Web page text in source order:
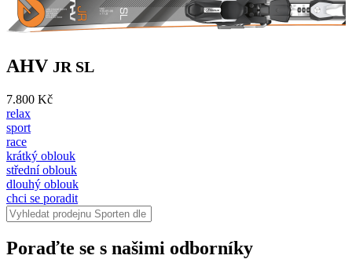
AHV JR SL
7.800 Kč
relax
sport
race
krátký oblouk
střední oblouk
dlouhý oblouk
chci se poradit
Poraďte se s našimi odborníky